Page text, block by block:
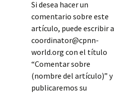
Si desea hacer un
comentario sobre este
artículo, puede escribir a
coordinator@cpnn-
world.org con el título
“Comentar sobre
(nombre del artículo)” y
publicaremos su